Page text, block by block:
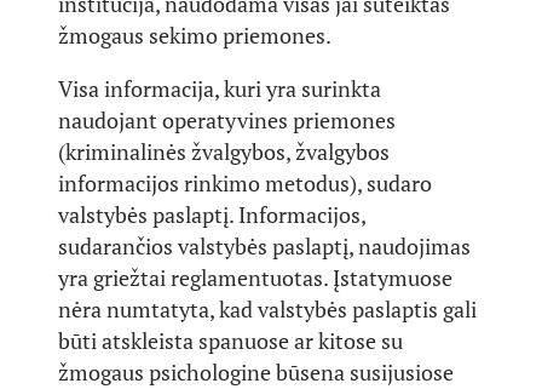
žmogaus sekimo priemones.
Visa informacija, kuri yra surinkta
naudojant operatyvines priemones
(kriminalinės žvalgybos, žvalgybos
informacijos rinkimo metodus), sudaro
valstybės paslaptį. Informacijos,
sudarančios valstybės paslaptį, naudojimas
yra griežtai reglamentuotas. Įstatymuose
nėra numtatyta, kad valstybės paslaptis gali
būti atskleista spanuose ar kitose su
žmogaus psichologine būsena susijusiose